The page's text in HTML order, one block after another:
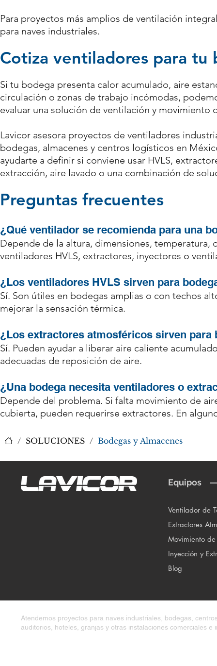
Para proyectos más amplios de ventilación
para naves industriales.
Cotiza ventiladores para tu
Si tu bodega presenta calor acumulado, aire
circulación o zonas de trabajo incómodas,
evaluar una solución de ventilación y movimiento
Lavicor asesora proyectos de ventiladores
bodegas, almacenes y centros logísticos en
ayudarte a definir si conviene usar HVLS,
extracción, aire lavado o una combinación de
Preguntas frecuentes
¿Qué ventilador se recomienda para una
Depende de la altura, dimensiones,
ventiladores HVLS, extractores, inyectores o
¿Los ventiladores HVLS sirven para
Sí. Son útiles en bodegas amplias o con techos
mejorar la sensación térmica.
¿Los extractores atmosféricos sirven para
Sí. Pueden ayudar a liberar aire caliente
adecuadas de reposición de aire.
¿Una bodega necesita ventiladores o
Depende del problema. Si falta movimiento de
cubierta, pueden requerirse extractores. En
/ SOLUCIONES / Bodegas y Almacenes
Equipos
Ventilador de
Extractores
Movimiento
Inyección y
Blog
Atendemos proyectos para naves industriales, bodegas,
auditorios, hoteles, granjas y otras instalaciones comerciales e